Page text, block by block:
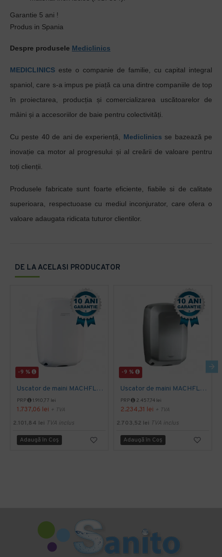
DE LA ACELASI PRODUCATOR
-9 %
Uscator de maini MACHFLOW, gama Eco, actionare cu senzor, Mediclinics
PRP 1.910,77 lei
1.737,06 lei + TVA
2.101,84 lei TVA inclus
Adaugă în Coş
-9 %
Uscator de maini MACHFLOW, actionare cu senzor, gama ECO, Mediclinics
PRP 2.457,74 lei
2.234,31 lei + TVA
2.703,52 lei TVA inclus
Adaugă în Coş
Garantie 5 ani !
Produs in Spania
Despre produsele Mediclinics
MEDICLINICS este o companie de familie, cu capital integral
spaniol, care s-a impus pe piață ca una dintre companiile de top
în proiectarea, producția și comercializarea uscătoarelor de
mâini și a accesoriilor de baie pentru colectivități.
Cu peste 40 de ani de experiență, Mediclinics se bazează pe
inovație ca motor al progresului și al creării de valoare pentru
toți clienții.
Produsele fabricate sunt foarte eficiente, fiabile si de calitate
superioara, respectuoase cu mediul inconjurator, care ofera o
valoare adaugata ridicata tuturor clientilor.